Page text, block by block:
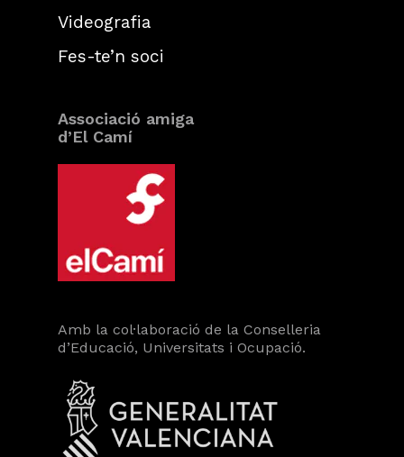
Videografia
Fes-te’n soci
Associació amiga
d’El Camí
Amb la col·laboració de la Conselleria
d’Educació, Universitats i Ocupació.